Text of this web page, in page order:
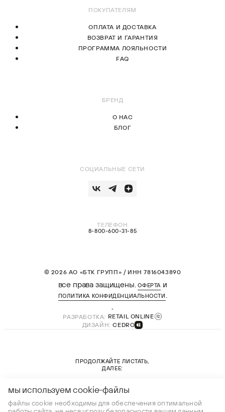
СОЦИАЛЬНЫЕ СЕТИ
ТЕЛЕФОН
8-800-600-31-85
ПОКУПАТЕЛЯМ
ОПЛАТА И ДОСТАВКА
ВОЗВРАТ И ГАРАНТИЯ
ПРОГРАММА ЛОЯЛЬНОСТИ
FAQ
БРЕНД
О НАС
БЛОГ
© 2026 АО «БТК ГРУПП» / ИНН 7816043890
все права защищены.ОФЕРТА и
ПОЛИТИКА КОНФИДЕНЦИАЛЬНОСТИ
РАЗРАБОТКА: RETAIL ONLINE
ДИЗАЙН:CEDRO
ПРОДОЛЖАЙТЕ ЛИСТАТЬ,
ДАЛЕЕ:
новая коллекция
мы используем cookie-файлы
файлы cookie необходимы для обеспечения оптимальной